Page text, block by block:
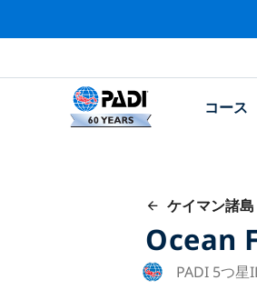
コース
ケイマン諸島
Ocean
PADI 5つ星